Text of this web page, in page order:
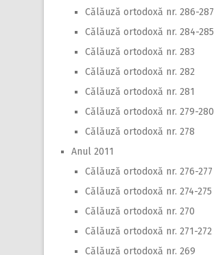
Călăuză ortodoxă nr. 286-287
Călăuză ortodoxă nr. 284-285
Călăuză ortodoxă nr. 283
Călăuză ortodoxă nr. 282
Călăuză ortodoxă nr. 281
Călăuză ortodoxă nr. 279-280
Călăuză ortodoxă nr. 278
Anul 2011
Călăuză ortodoxă nr. 276-277
Călăuză ortodoxă nr. 274-275
Călăuză ortodoxă nr. 270
Călăuză ortodoxă nr. 271-272
Călăuză ortodoxă nr. 269